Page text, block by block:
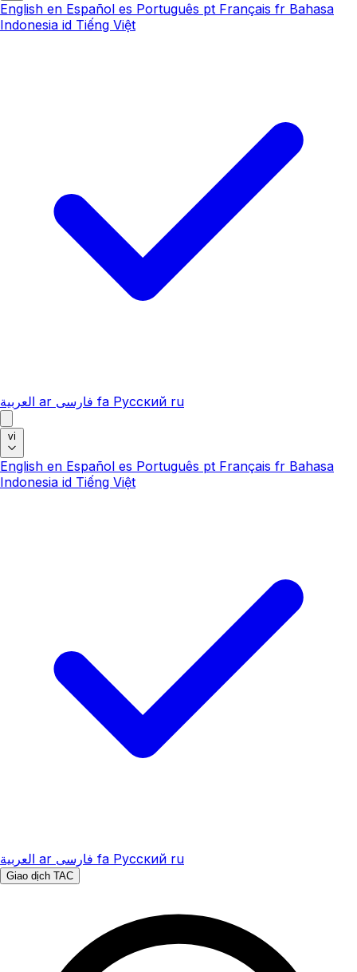
English en Español es Português pt Français fr Bahasa
Indonesia id Tiếng Việt
العربية ar فارسی fa Русский ru
vi
English en Español es Português pt Français fr Bahasa
Indonesia id Tiếng Việt
العربية ar فارسی fa Русский ru
Giao dịch TAC